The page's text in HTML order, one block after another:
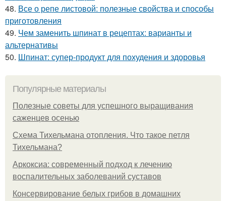
48. Все о репе листовой: полезные свойства и способы
приготовления
49. Чем заменить шпинат в рецептах: варианты и
альтернативы
50. Шпинат: супер-продукт для похудения и здоровья
Популярные материалы
Полезные советы для успешного выращивания
саженцев осенью
Схема Тихельмана отопления. Что такое петля
Тихельмана?
Аркоксиа: современный подход к лечению
воспалительных заболеваний суставов
Консервирование белых грибов в домашних